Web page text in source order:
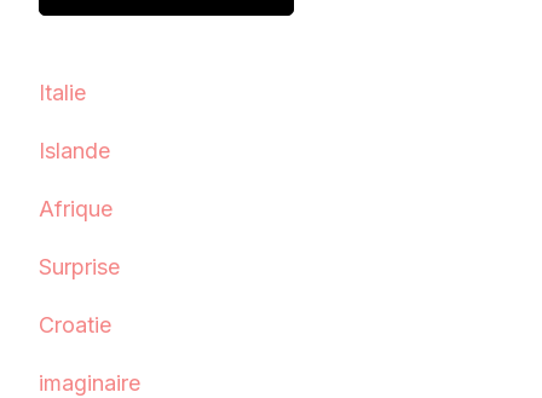
Italie
Islande
Afrique
Surprise
Croatie
imaginaire